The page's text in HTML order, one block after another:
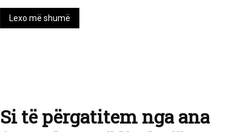
Lexo më shumë
Si të përgatitem nga ana